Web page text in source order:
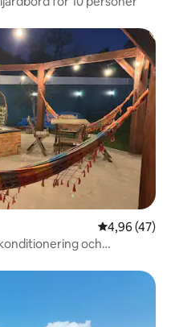
4,96 av 5 i
4,96 (47)
och